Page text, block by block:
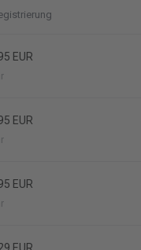
EUR
EUR
EUR